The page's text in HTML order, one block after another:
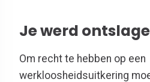
Je werd
Om recht te hebben op een
werkloosheidsuitkering